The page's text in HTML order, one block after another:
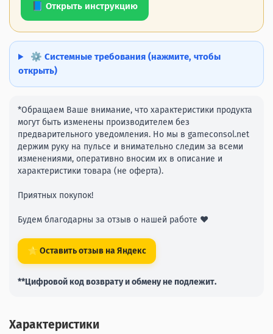
📘 Открыть инструкцию
⚙️ Системные требования (нажмите, чтобы
открыть)
*Обращаем Ваше внимание, что характеристики продукта
могут быть изменены производителем без
предварительного уведомления. Но мы в gameconsol.net
держим руку на пульсе и внимательно следим за всеми
изменениями, оперативно вносим их в описание и
характеристики товара (не оферта).
Приятных покупок!
Будем благодарны за отзыв о нашей работе ❤️
⭐ Оставить отзыв на Яндекс
**Цифровой код возврату и обмену не подлежит.
Характеристики